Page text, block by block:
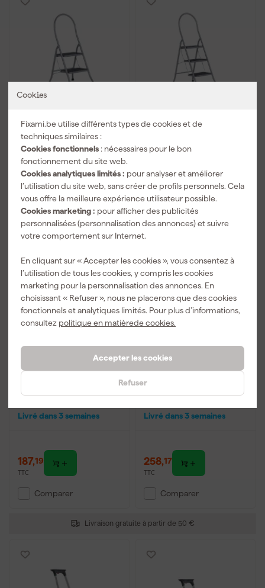
Cookies
Fixami.be utilise différents types de cookies et de
techniques similaires :
Cookies fonctionnels : nécessaires pour le bon
fonctionnement du site web.
Cookies analytiques limités : pour analyser et améliorer
l’utilisation du site web, sans créer de profils personnels. Cela
vous offre la meilleure expérience utilisateur possible.
Cookies marketing : pour afficher des publicités
personnalisées (personnalisation des annonces) et suivre
votre comportement sur Internet.
En cliquant sur « Accepter les cookies », vous consentez à
l’utilisation de tous les cookies, y compris les cookies
marketing pour la personnalisation des annonces. En
choisissant « Refuser », nous ne placerons que des cookies
fonctionnels et analytiques limités. Pour plus d’informations,
consultez politique en matièrede cookies.
Accepter les cookies
Refuser
Livraison gratuite à partir de 50 €
Échelle ménagère -
Aluminium - 2 marches -
avec barre de sécurité -
hauteur de travail max.
2,47 m
Livré demain
Prix conseillé 75,02
72, 64
TTC
Comparer
Échelle ménagère -
avec barre de sécurité -
hauteur de travail max.
Livré demain
Prix conseillé 96,80
91,84
TTC
Comparer
1x6 marches - 3,2m
Livré dans 3 semaines
187,19
TTC
Comparer
Decker escabeau
1x8 marches - 3,65m
Livré dans 3 semaines
258,17
TTC
Comparer